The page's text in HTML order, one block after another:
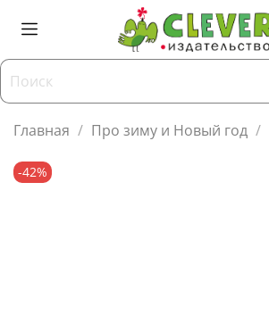
Главная Про зиму и Новый год
-42%